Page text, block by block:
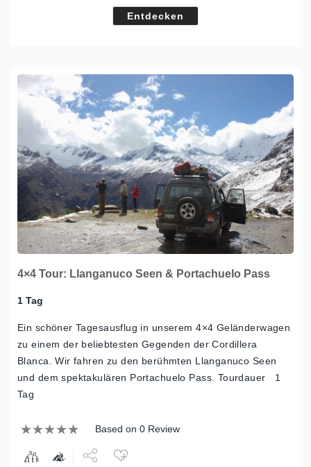
Entdecken
4×4 Tour: Llanganuco Seen & Portachuelo Pass
1 Tag
Ein schöner Tagesausflug in unserem 4×4 Geländerwagen
zu einem der beliebtesten Gegenden der Cordillera
Blanca. Wir fahren zu den berühmten Llanganuco Seen
und dem spektakulären Portachuelo Pass. Tourdauer 1
Tag
Based on 0 Review